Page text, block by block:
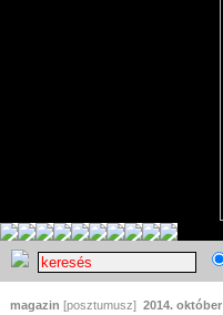
magazin [posztumusz] 2014.